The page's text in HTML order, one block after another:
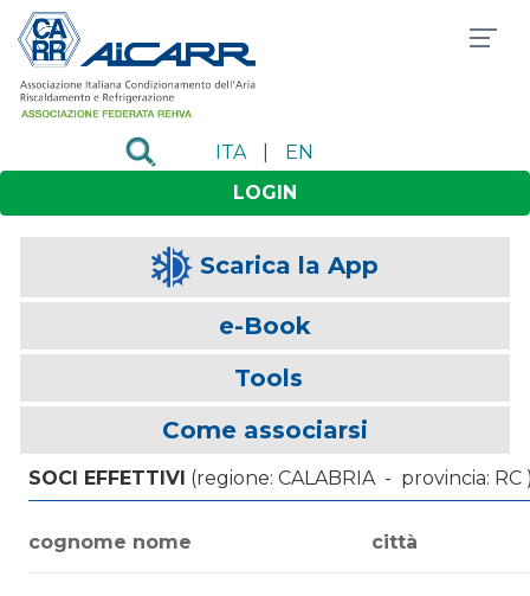
ITA
EN
LOGIN
Scarica la App
e-Book
Tools
Come associarsi
SOCI EFFETTIVI (regione: CALABRIA - provincia: RC
cognome nome città